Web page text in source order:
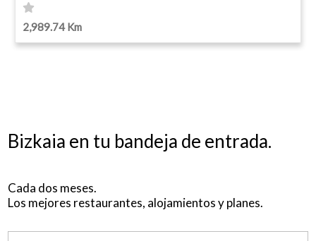
2,989.74 Km
Bizkaia en tu bandeja de entrada.
Cada dos meses.
Los mejores restaurantes, alojamientos y planes.